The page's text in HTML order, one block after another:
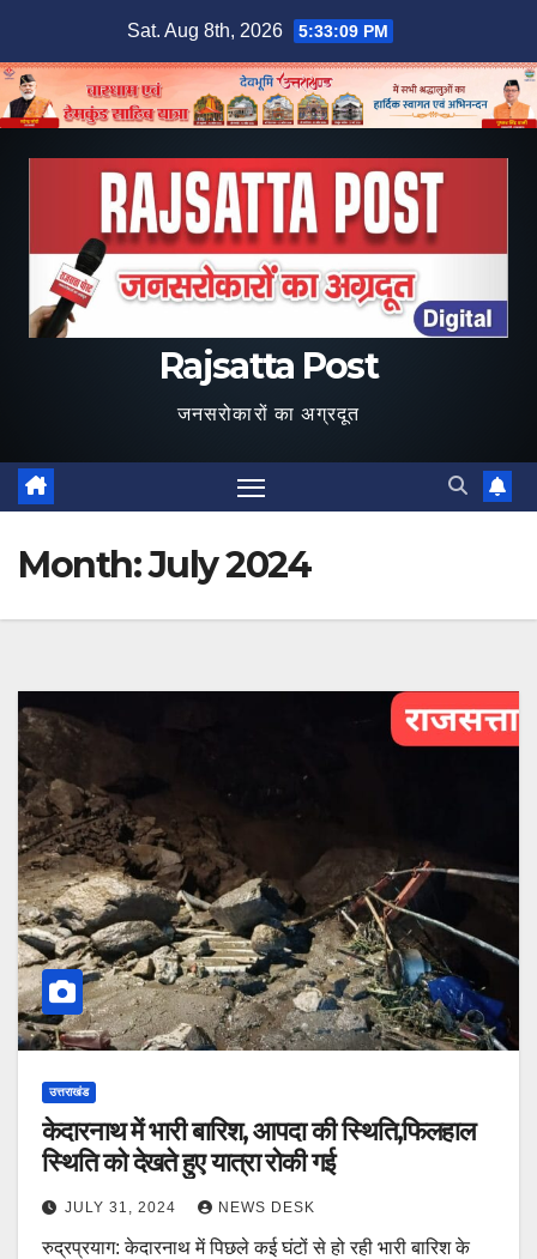
content
Sat. Aug 8th, 2026 5:33:11 PM
Rajsatta Post
जनसरोकारों का अग्रदूत
Month:July 2024
उत्तराखंड
केदारनाथ में भारी बारिश, आपदा की स्थिति,फिलहाल
स्थिति को देखते हुए यात्रा रोकी गई
JULY 31, 2024 NEWS DESK
रुद्रप्रयाग: केदारनाथ में पिछले कई घंटों से हो रही भारी बारिश के